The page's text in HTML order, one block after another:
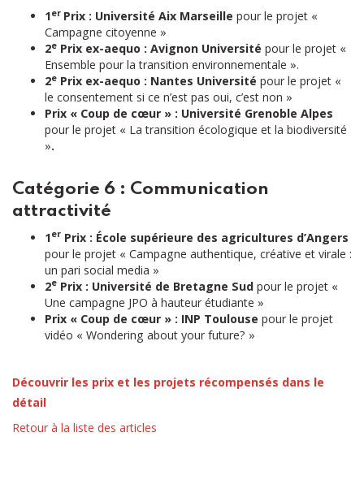
1er Prix : Université Aix Marseille pour le projet «
Campagne citoyenne »
2e Prix ex-aequo : Avignon Université pour le projet «
Ensemble pour la transition environnementale ».
2e Prix ex-aequo : Nantes Université pour le projet «
le consentement si ce n’est pas oui, c’est non »
Prix « Coup de cœur » : Université Grenoble Alpes
pour le projet « La transition écologique et la biodiversité
».
Catégorie 6 : Communication
attractivité
1er Prix : École supérieure des agricultures d’Angers
pour le projet « Campagne authentique, créative et virale :
un pari social media »
2e Prix : Université de Bretagne Sud pour le projet «
Une campagne JPO à hauteur étudiante »
Prix « Coup de cœur » : INP Toulouse pour le projet
vidéo « Wondering about your future? »
Découvrir les prix et les projets récompensés dans le
détail
Retour à la liste des articles